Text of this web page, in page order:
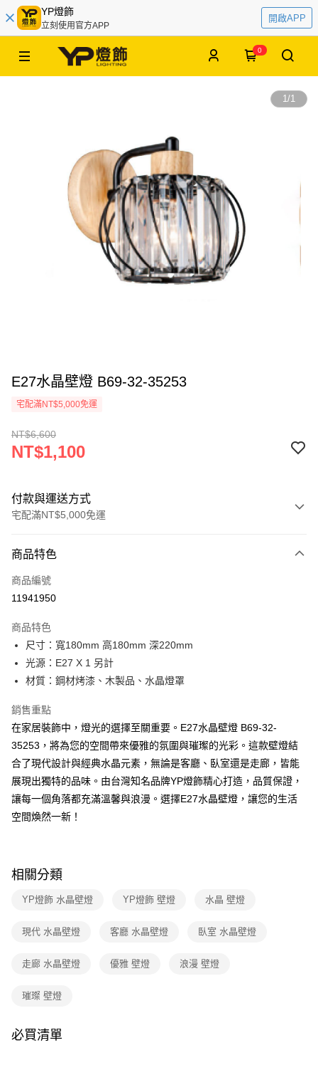
YP燈飾
立刻使用官方APP
開啟APP
0
1/1
E27水晶壁燈 B69-32-35253
宅配滿NT$5,000免運
NT$6,600
NT$1,100
付款與運送方式
宅配滿NT$5,000免運
信用卡一次付款
LINE Pay
街口支付
悠遊付
全盈+PAY
AFTEE先享後付
相關說明
【關於「AFTEE先享後付」】
AFTEE先享後付是「在收到商品之後才付款」的支付方式。 讓您購物簡單
便利好安心！
１．簡單：不需註冊會員、不需綁卡、不需儲值。
【「AFTEE先享後付」結帳流程】
１．於結帳方式選擇「AFTEE先享後付」後，將跳轉至「AFTEE先享後付」
結帳頁面，進行簡訊認證並確認金額後，即可完成結帳。
ATM／網路銀行／等多元方式進行付款，方視為交易完成。
購買商品的店家。未經商家同意取消之訂單仍視為有效，需透過AFTEE先享
是否繳費成功／繳費後需取消欲退款等相關疑問，請聯繫「AFTEE先享後付
【注意事項】
每筆NT$180，滿NT$5,000(含以上)免運費
商品特色
商品編號
11941950
商品特色
尺寸：寬180mm 高180mm 深220mm
光源：E27 X 1 另計
材質：鋼材烤漆、木製品、水晶燈罩
銷售重點
在家居裝飾中，燈光的選擇至關重要。E27水晶壁燈 B69-32-
35253，將為您的空間帶來優雅的氛圍與璀璨的光彩。這款壁燈結
合了現代設計與經典水晶元素，無論是客廳、臥室還是走廊，皆能
展現出獨特的品味。由台灣知名品牌YP燈飾精心打造，品質保證，
讓每一個角落都充滿溫馨與浪漫。選擇E27水晶壁燈，讓您的生活
空間煥然一新！
相關分類
YP燈飾 水晶壁燈 YP燈飾 壁燈 水晶 壁燈
現代 水晶壁燈 客廳 水晶壁燈 臥室 水晶壁燈
走廊 水晶壁燈 優雅 壁燈 浪漫 壁燈
璀璨 壁燈
必買清單